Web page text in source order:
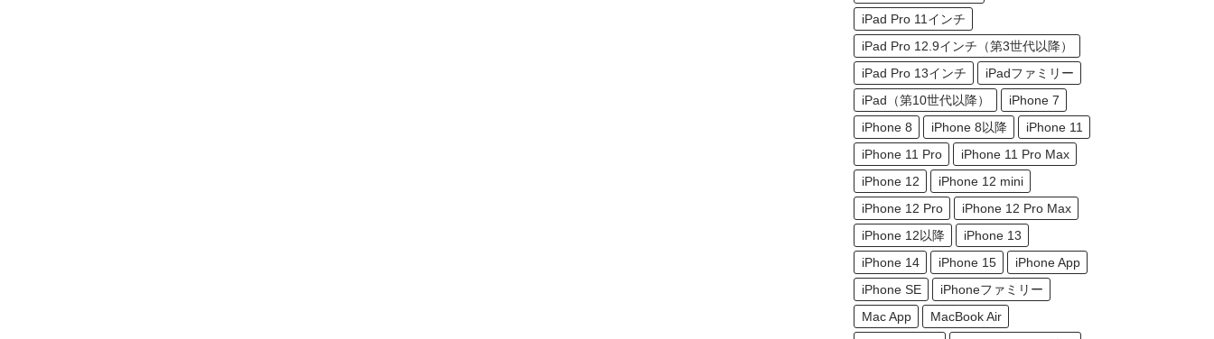
iPad Pro 11インチ
iPad Pro 12.9インチ（第3世代以降）
iPad Pro 13インチ
iPadファミリー
iPad（第10世代以降）
iPhone 7
iPhone 8
iPhone 8以降
iPhone 11
iPhone 11 Pro
iPhone 11 Pro Max
iPhone 12
iPhone 12 mini
iPhone 12 Pro
iPhone 12 Pro Max
iPhone 12以降
iPhone 13
iPhone 14
iPhone 15
iPhone App
iPhone SE
iPhoneファミリー
Mac App
MacBook Air